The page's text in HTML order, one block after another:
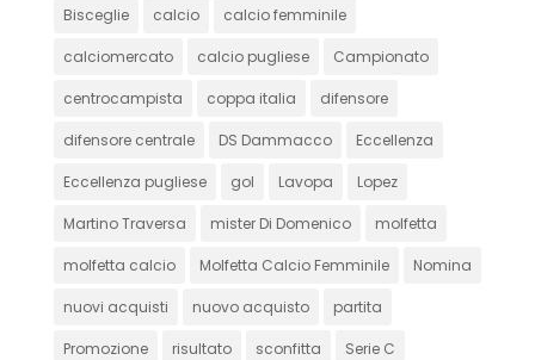
Bisceglie calcio calcio femminile
calciomercato calcio pugliese Campionato
centrocampista coppa italia difensore
difensore centrale DS Dammacco Eccellenza
Eccellenza pugliese gol Lavopa Lopez
Martino Traversa mister Di Domenico molfetta
molfetta calcio Molfetta Calcio Femminile Nomina
nuovi acquisti nuovo acquisto partita
Promozione risultato sconfitta Serie C